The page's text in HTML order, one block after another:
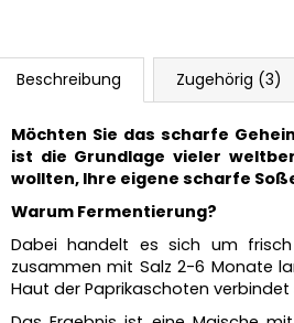
Beschreibung Zugehörig (3)
Möchten Sie das scharfe
ist die Grundlage vieler
wollten, Ihre eigene scharfe
Warum Fermentierung?
Dabei handelt es sich um
zusammen mit Salz 2-6 Monate
Haut der Paprikaschoten